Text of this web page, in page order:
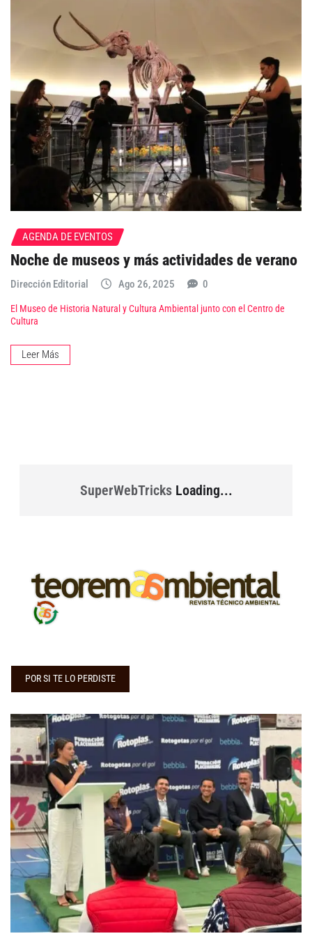
AGENDA DE EVENTOS
Noche de museos y más actividades de verano
Dirección Editorial Ago 26, 2025 0
El Museo de Historia Natural y Cultura Ambiental junto con el Centro de
Cultura
Leer Más
SuperWebTricksLoading...
POR SI TE LO PERDISTE